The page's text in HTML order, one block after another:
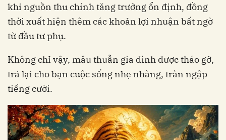
khi nguồn thu chính tăng trưởng ổn định, đồng
thời xuất hiện thêm các khoản lợi nhuận bất ngờ
từ đầu tư phụ.
Không chỉ vậy, mâu thuẫn gia đình được tháo gỡ,
trả lại cho bạn cuộc sống nhẹ nhàng, tràn ngập
tiếng cười.